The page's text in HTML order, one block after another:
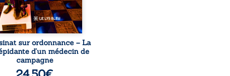
sur ordonnance – La
d’un médecin de
campagne